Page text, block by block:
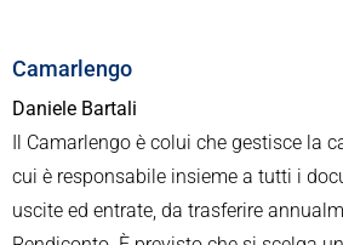
Camarlengo
Daniele Bartali
Il Camarlengo è colui che gestisce la
cui è responsabile insieme a tutti i
uscite ed entrate, da trasferire